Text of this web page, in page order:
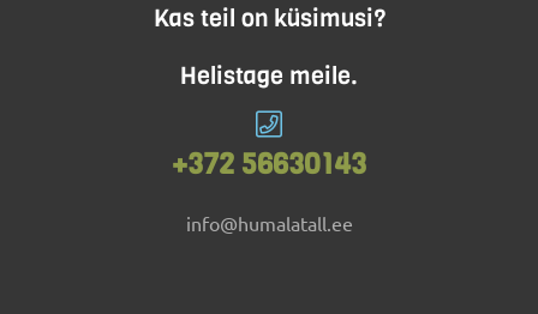
Kas teil on küsimusi?
Helistage meile.
+372 56630143
info@humalatall.ee